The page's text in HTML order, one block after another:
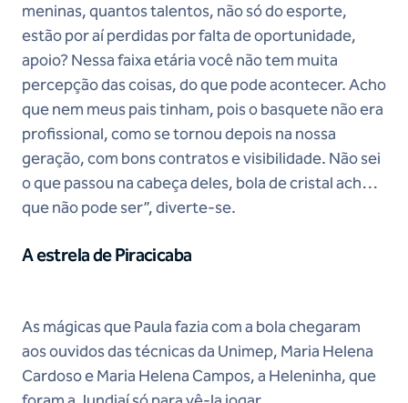
meninas, quantos talentos, não só do esporte,
estão por aí perdidas por falta de oportunidade,
apoio? Nessa faixa etária você não tem muita
percepção das coisas, do que pode acontecer. Acho
que nem meus pais tinham, pois o basquete não era
profissional, como se tornou depois na nossa
geração, com bons contratos e visibilidade. Não sei
o que passou na cabeça deles, bola de cristal acho
que não pode ser”, diverte-se.
A estrela de Piracicaba
As mágicas que Paula fazia com a bola chegaram
aos ouvidos das técnicas da Unimep, Maria Helena
Cardoso e Maria Helena Campos, a Heleninha, que